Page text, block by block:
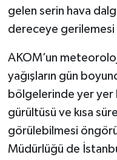
gelen serin hava
dereceye
AKOM’un
yağışların gün
bölgelerinde yer yer
gürültüsü ve kısa
görülebilmesi
Müdürlüğü de